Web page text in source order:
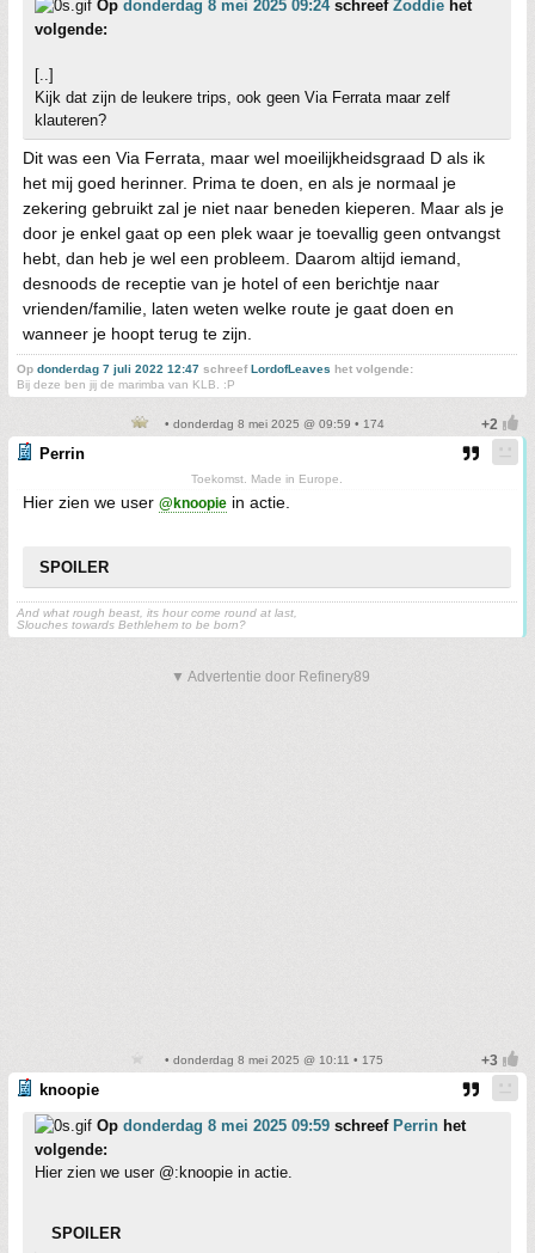
Op donderdag 8 mei 2025 09:24schreef Zoddie het
volgende:
[..]
Kijk dat zijn de leukere trips, ook geen Via Ferrata maar zelf
klauteren?
Dit was een Via Ferrata, maar wel moeilijkheidsgraad D als ik
het mij goed herinner. Prima te doen, en als je normaal je
zekering gebruikt zal je niet naar beneden kieperen. Maar als je
door je enkel gaat op een plek waar je toevallig geen ontvangst
hebt, dan heb je wel een probleem. Daarom altijd iemand,
desnoods de receptie van je hotel of een berichtje naar
vrienden/familie, laten weten welke route je gaat doen en
wanneer je hoopt terug te zijn.
Op donderdag 7 juli 2022 12:47 schreefLordofLeaves het volgende:
Bij deze ben jij de marimba van KLB. :P
• donderdag 8 mei 2025 @ 09:59 • 174
Perrin
Toekomst. Made in Europe.
Hier zien we user @knoopie in actie.
SPOILER
And what rough beast, its hour come round at last,
Slouches towards Bethlehem to be born?
▼ Advertentie door Refinery89
• donderdag 8 mei 2025 @ 10:11 • 175
knoopie
Op donderdag 8 mei 2025 09:59 schreef Perrin het
volgende:
Hier zien we user @:knoopie in actie.
SPOILER